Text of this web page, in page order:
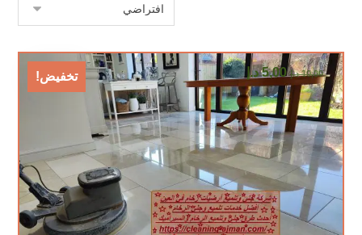
تخفيض! 10,00 د.إ 5,00 د.إ